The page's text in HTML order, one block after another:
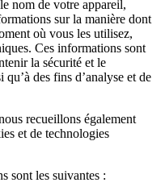
nom de votre appareil,
sur la manière dont
où vous les utilisez,
Ces informations sont
la sécurité et le
des fins d’analyse et de
recueillons également
et de technologies
sont les suivantes :